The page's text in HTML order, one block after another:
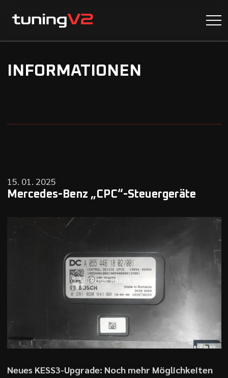
INFORMATIONEN
15. 01. 2025
Mercedes-Benz „CPC“-Steuergeräte
Neues KESS3-Upgrade: Noch mehr Möglichkeiten